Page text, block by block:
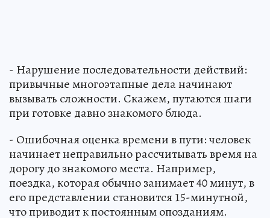
- Нарушение последовательности действий:
привычные многоэтапные дела начинают
вызывать сложности. Скажем, путаются шаги
при готовке давно знакомого блюда.
- Ошибочная оценка времени в пути: человек
начинает неправильно рассчитывать время на
дорогу до знакомого места. Например,
поездка, которая обычно занимает 40 минут, в
его представлении становится 15-минутной,
что приводит к постоянным опозданиям.